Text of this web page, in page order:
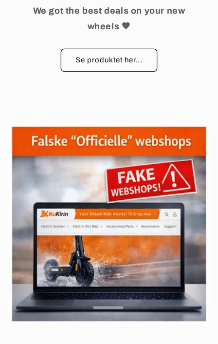
We got the best deals on your new
wheels 🧡
Se produktet her...